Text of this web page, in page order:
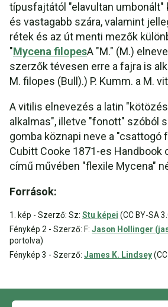
típusfajtától "elavultan umbonált"
és vastagabb szára, valamint
rétek és az út menti mezők
"Mycena filopesA "M." (M.)
szerzők tévesen erre a fajra is
M. filopes (Bull).) P. Kumm. a M.
A vitilis elnevezés a latin
alkalmas", illetve "fonott" szóból
gomba köznapi neve a "csattogó
Cubitt Cooke 1871-es Handbook
című művében "flexile Mycena"
Források:
1. kép - Szerző: Sz: Stu képei (CC BY-SA
Fénykép 2 - Szerző: F: Jason Hollinger
portolva)
Fénykép 3 - Szerző: James K. Lindsey